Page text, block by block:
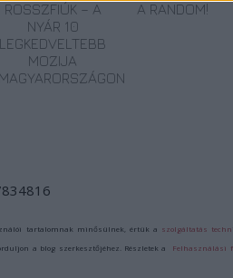
ROSSZFIÚK – A
NYÁR 10
LEGKEDVELTEBB
MOZIJA
MAGYARORSZÁGON
A RANDOM!
tartalomnak minősülnek, értük a szolgáltatás
a blog szerkesztőjéhez. Részletek a Felhasználási